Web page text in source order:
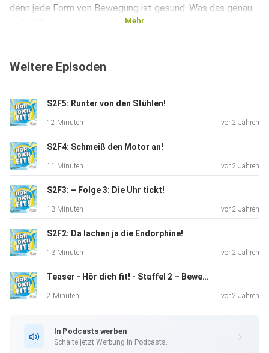
denn jede Form von Bewegung ist gesund. Was das genau
http://s144625188.online.de/hoerdichfit/Hoer_dich_fit_Co
Abonniere jetzt unseren Youtube-Kanal, um keine Folge
mehr zu
verpassen. Noch mehr von der Stiftung Kindergesundheit:
Instagram Facebook LinkedIn Homepage
Mehr
Weitere Episoden
S2F5: Runter von den Stühlen!
12 Minuten vor 2 Jahren
S2F4: Schmeiß den Motor an!
11 Minuten vor 2 Jahren
S2F3: – Folge 3: Die Uhr tickt!
13 Minuten vor 2 Jahren
S2F2: Da lachen ja die Endorphine!
13 Minuten vor 2 Jahren
Teaser - Hör dich fit! - Staffel 2 – Bewegung - Der Podcast der Stiftung Kindergesundheit unterstützt von der BNP Paribas Cardif
2 Minuten vor 2 Jahren
In Podcasts werben
Schalte jetzt Werbung in Podcasts.